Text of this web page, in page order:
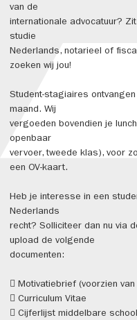
van de
internationale advocatuur?
studie
Nederlands, notarieel of
zoeken wij jou!
Student-stagiaires
maand. Wij
vergoeden bovendien je
openbaar
vervoer, tweede klas), voor
een OV-kaart.
Heb je interesse in een
Nederlands
recht? Solliciteer dan nu via
upload de volgende
documenten:
 Motivatiebrief (voorzien
 Curriculum Vitae
 Cijferlijst middelbare school